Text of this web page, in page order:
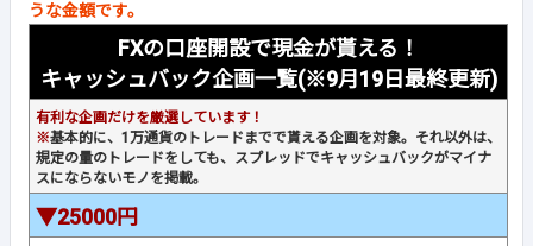
うな金額です。
FXの口座開設で現金が貰える！
キャッシュバック企画一覧(※9月19日最終更新)
有利な企画だけを厳選しています！
※基本的に、1万通貨のトレードまでで貰える企画を対象。それ以外は、
規定の量のトレードをしても、スプレッドでキャッシュバックがマイナ
スにならないモノを掲載。
▼25000円